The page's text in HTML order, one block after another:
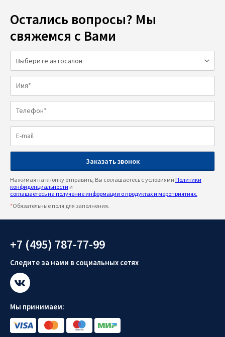
Остались вопросы? Мы
свяжемся с Вами
Нажимая на кнопку отправить, Вы соглашаетесь с условиями Политики
конфиденциальности и
соглашаетесь на получение информации о продуктах и мероприятиях.
*Обязательные поля для заполнения.
+7 (495) 787-77-99
Следите за нами в социальных сетях
Мы принимаем: